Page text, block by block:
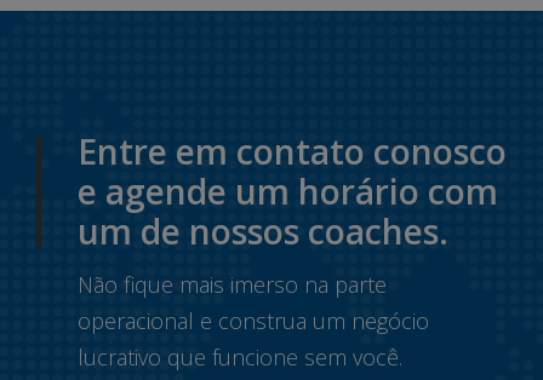
Entre em contato conosco
e agende um horário com
um de nossos coaches.
Não fique mais imerso na parte
operacional e construa um negócio
lucrativo que funcione sem você.